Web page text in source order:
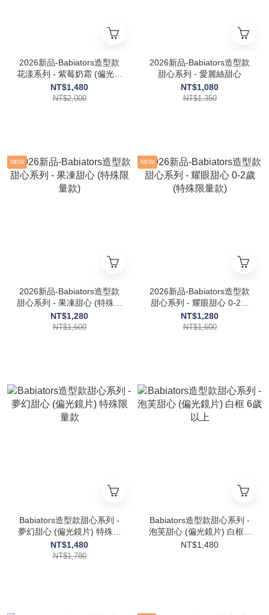
2026新品-Babiators造型款
花漾系列 - 紫莓奶霜 (偏光鏡
片)
NT$1,480
NT$2,000
2026新品-Babiators造型款
甜心系列 - 愛麗絲甜心
NT$1,080
NT$1,350
NEW
2026新品-Babiators造型款
甜心系列 - 果凍甜心 (特殊限
量款)
NT$1,280
NT$1,600
NEW
2026新品-Babiators造型款
甜心系列 - 耀眼甜心 0-2歲
(特殊限量款)
NT$1,280
NT$1,600
Babiators造型款甜心系列 -
夢幻甜心 (偏光鏡片) 特殊限
量款
NT$1,480
NT$1,780
Babiators造型款甜心系列 -
泡芙甜心 (偏光鏡片) 白框 6
歲以上
NT$1,480